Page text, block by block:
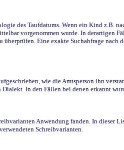
des Taufdatums. Wenn ein Kind z.B.
vorgenommen wurde. In derartigen
Eine exakte Suchabfrage
wie die Amtsperson ihn
In den Fällen bei denen erkannt
Anwendung fanden. In dieser
Schreibvarianten.